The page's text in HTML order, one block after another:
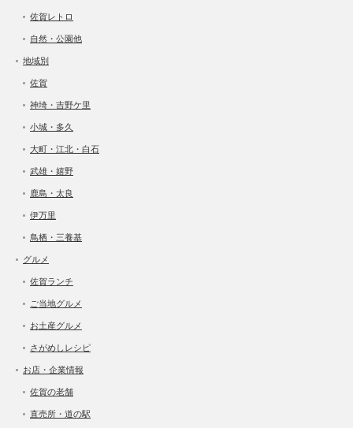
佐賀レトロ
自然・公園他
地域別
佐賀
神埼・吉野ケ里
小城・多久
大町・江北・白石
武雄・嬉野
鹿島・太良
伊万里
鳥栖・三養基
グルメ
佐賀ランチ
ご当地グルメ
お土産グルメ
さがめしレシピ
お店・企業情報
佐賀の老舗
直売所・道の駅